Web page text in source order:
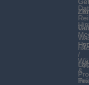
&
/
/